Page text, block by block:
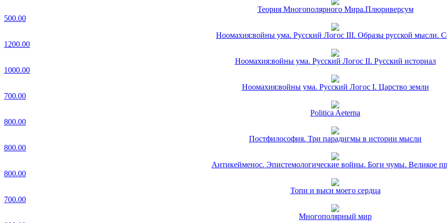
Теория Многополярного Мира.Плюриверсум
500.00
Ноомахия:войны ума. Русский Логос III. Образы русской мысли.
1200.00
Ноомахия:войны ума. Русский Логос II. Русский историал
1000.00
Ноомахия:войны ума. Русский Логос I. Царство земли
700.00
Politica Aeterna
800.00
Постфилософия. Три парадигмы в истории мысли
800.00
Антикейменос. Эпистемологические войны. Боги чумы. Великое
800.00
Топи и выси моего сердца
700.00
Многополярный мир